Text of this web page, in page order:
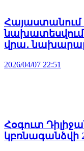
Հայաստանում
նախատեսվում
վրա․
2026/04/07 22:51
Հօգուտ
կբռնագանձվի